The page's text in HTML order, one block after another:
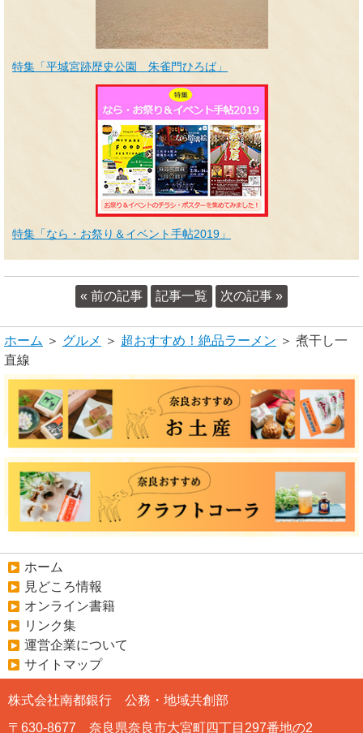
特集「平城宮跡歴史公園 朱雀門ひろば」
特集「なら・お祭り＆イベント手帖2019」
« 前の記事 記事一覧 次の記事 »
ホーム ＞ グルメ ＞ 超おすすめ！絶品ラーメン ＞ 煮干し一
直線
ホーム
見どころ情報
オンライン書籍
リンク集
運営企業について
サイトマップ
株式会社南都銀行 公務・地域共創部
〒630-8677 奈良県奈良市大宮町四丁目297番地の2